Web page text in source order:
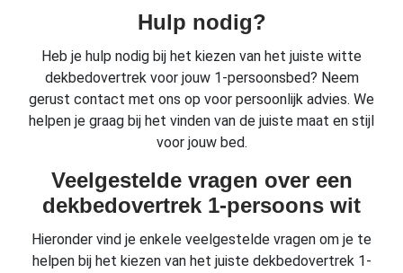
Hulp nodig?
Heb je hulp nodig bij het kiezen van het juiste witte
dekbedovertrek voor jouw 1-persoonsbed? Neem
gerust contact met ons op voor persoonlijk advies. We
helpen je graag bij het vinden van de juiste maat en stijl
voor jouw bed.
Veelgestelde vragen over een
dekbedovertrek 1-persoons wit
Hieronder vind je enkele veelgestelde vragen om je te
helpen bij het kiezen van het juiste dekbedovertrek 1-